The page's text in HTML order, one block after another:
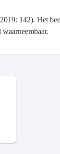
142). Het